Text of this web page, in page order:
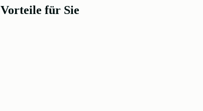
Vorteile für Sie